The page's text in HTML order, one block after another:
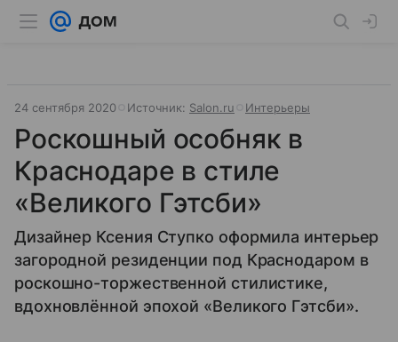
24 сентября 2020 Источник: Salon.ru Интерьеры
Роскошный особняк в
Краснодаре в стиле
«Великого Гэтсби»
Дизайнер Ксения Ступко оформила интерьер
загородной резиденции под Краснодаром в
роскошно-торжественной стилистике,
вдохновлённой эпохой «Великого Гэтсби».